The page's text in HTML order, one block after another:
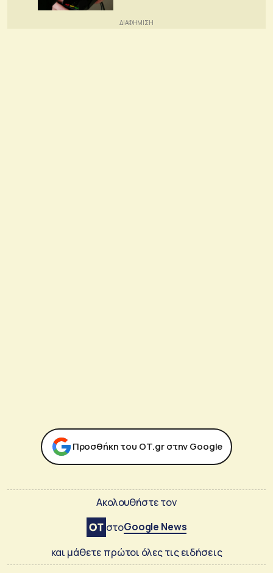
Προσθήκη του ΟΤ.gr στην Google
Ακολουθήστε τον
στοGoogle News
και μάθετε πρώτοι όλες τις ειδήσεις